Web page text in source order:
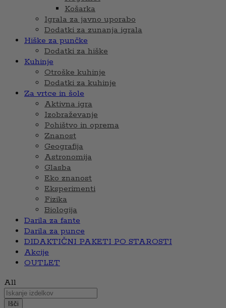
Košarka
Igrala za javno uporabo
Dodatki za zunanja igrala
Hiške za punčke
Dodatki za hiške
Kuhinje
Otroške kuhinje
Dodatki za kuhinje
Za vrtce in šole
Aktivna igra
Izobraževanje
Pohištvo in oprema
Znanost
Geografija
Astronomija
Glasba
Eko znanost
Eksperimenti
Fizika
Biologija
Darila za fante
Darila za punce
DIDAKTIČNI PAKETI PO STAROSTI
Akcije
OUTLET
All
Išči